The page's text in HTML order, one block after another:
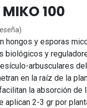
100
hongos y esporas
biológicos y
arbusculares
en la raíz de la
la absorción de
aplican 2-3 gr por